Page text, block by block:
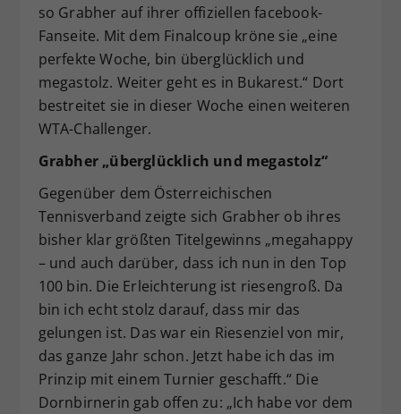
so Grabher auf ihrer offiziellen facebook-
Fanseite. Mit dem Finalcoup kröne sie „eine
perfekte Woche, bin überglücklich und
megastolz. Weiter geht es in Bukarest.“ Dort
bestreitet sie in dieser Woche einen weiteren
WTA-Challenger.
Grabher „überglücklich und megastolz“
Gegenüber dem Österreichischen
Tennisverband zeigte sich Grabher ob ihres
bisher klar größten Titelgewinns „megahappy
– und auch darüber, dass ich nun in den Top
100 bin. Die Erleichterung ist riesengroß. Da
bin ich echt stolz darauf, dass mir das
gelungen ist. Das war ein Riesenziel von mir,
das ganze Jahr schon. Jetzt habe ich das im
Prinzip mit einem Turnier geschafft.“ Die
Dornbirnerin gab offen zu: „Ich habe vor dem